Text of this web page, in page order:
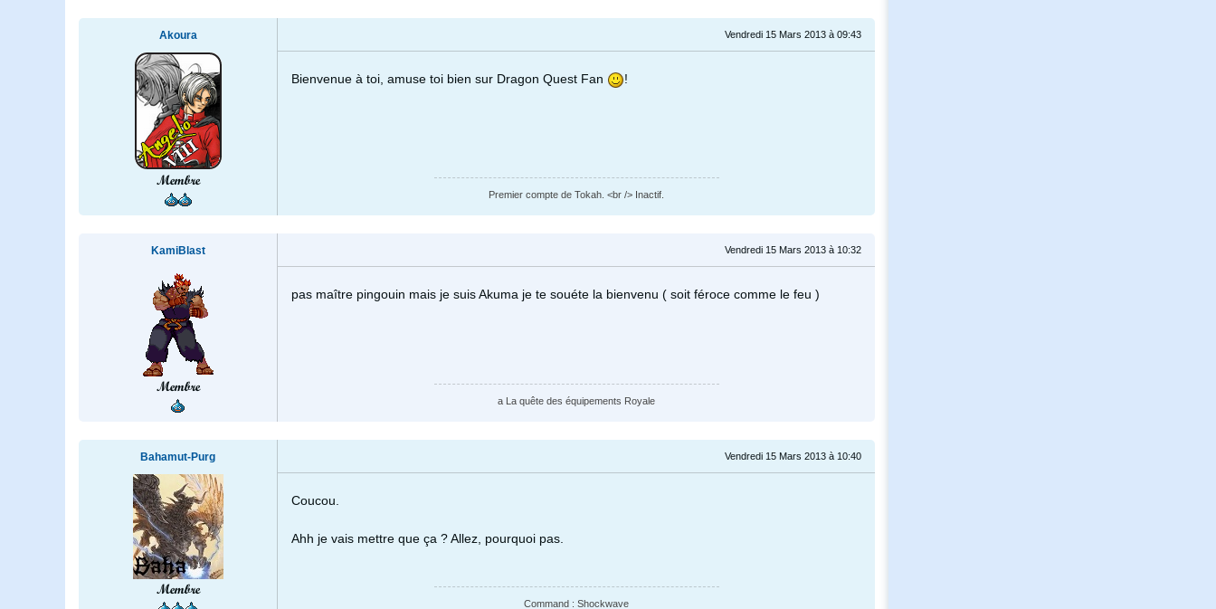
Akoura
Membre
Vendredi 15 Mars 2013 à 09:43
Bienvenue à toi, amuse toi bien sur Dragon Quest Fan !
Premier compte de Tokah. <br /> Inactif.
KamiBlast
Membre
Vendredi 15 Mars 2013 à 10:32
pas maître pingouin mais je suis Akuma je te souéte la bienvenu ( soit féroce comme le feu )
a La quête des équipements Royale
Bahamut-Purg
Membre
Vendredi 15 Mars 2013 à 10:40
Coucou.
Ahh je vais mettre que ça ? Allez, pourquoi pas.
Command : Shockwave